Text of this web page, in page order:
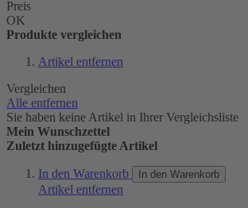
Preis
OK
Produkte vergleichen
Artikel entfernen
Vergleichen
Alle entfernen
Sie haben keine Artikel in Ihrer Vergleichsliste
Mein Wunschzettel
Zuletzt hinzugefügte Artikel
In den Warenkorb In den Warenkorb
Artikel entfernen